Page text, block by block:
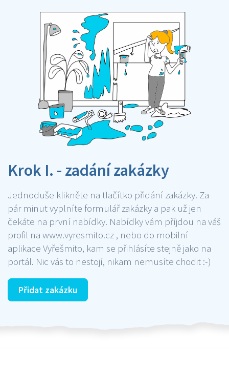
Krok I. - zadání zakázky
Jednoduše klikněte na tlačítko přidání zakázky. Za
pár minut vyplníte formulář zakázky a pak už jen
čekáte na první nabídky. Nabídky vám příjdou na váš
profil na www.vyresmito.cz , nebo do mobilní
aplikace Vyřešmito, kam se přihlásíte stejně jako na
portál. Nic vás to nestojí, nikam nemusíte chodit :-)
Přidat zakázku